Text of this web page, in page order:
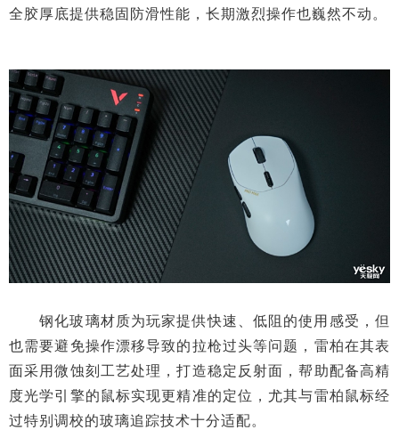
全胶厚底提供稳固防滑性能，长期激烈操作也巍然不动。
钢化玻璃材质为玩家提供快速、低阻的使用感受，但
也需要避免操作漂移导致的拉枪过头等问题，雷柏在其表
面采用微蚀刻工艺处理，打造稳定反射面，帮助配备高精
度光学引擎的鼠标实现更精准的定位，尤其与雷柏鼠标经
过特别调校的玻璃追踪技术十分适配。